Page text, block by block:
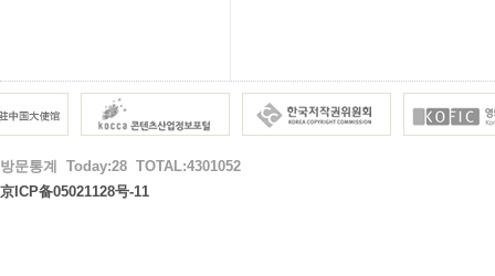
방문통계 Today:28 TOTAL:4301052
京ICP备05021128号-11